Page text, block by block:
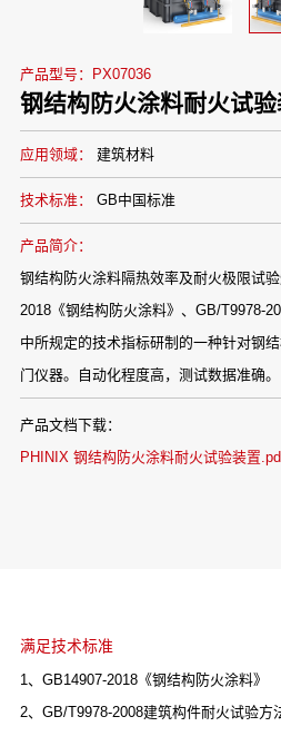
产品型号：PX07036
钢结构防火涂料耐火试验
应用领域： 建筑材料
技术标准： GB中国标准
产品简介：
钢结构防火涂料隔热效率及耐火极限试
2018《钢结构防火涂料》、GB/T9978-
中所规定的技术指标研制的一种针对钢
门仪器。自动化程度高，测试数据准确。
产品文档下载：
PHINIX 钢结构防火涂料耐火试验装置
满足技术标准
1、GB14907-2018《钢结构防火涂料》
2、GB/T9978-2008建筑构件耐火试验方